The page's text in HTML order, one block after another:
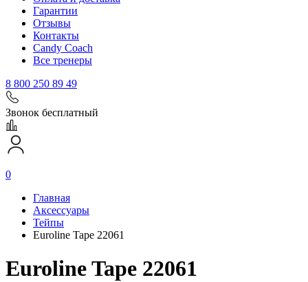
Гарантии
Отзывы
Контакты
Candy Coach
Все тренеры
8 800 250 89 49
Звонок бесплатный
0
Главная
Аксессуары
Тейпы
Euroline Tape 22061
Euroline Tape 22061